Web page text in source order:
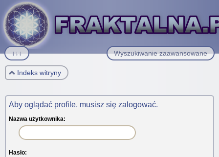
Wyszukiwanie zaawansowane
↓↓↓
Indeks witryny
Aby oglądać profile, musisz się zalogować.
Nazwa użytkownika:
Hasło: